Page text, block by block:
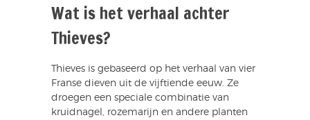
Wat is het verhaal achter
Thieves?
Thieves is gebaseerd op het verhaal van vier
Franse dieven uit de vijftiende eeuw. Ze
droegen een speciale combinatie van
kruidnagel, rozemarijn en andere planten